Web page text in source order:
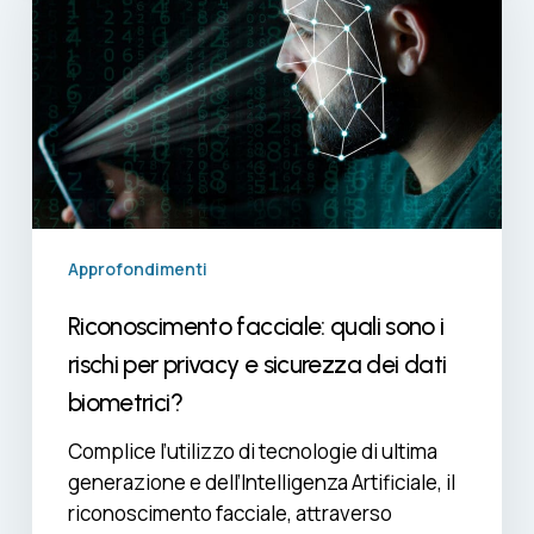
sono
i
rischi
per
privacy
sicurezza
Approfondimenti
Riconoscimento facciale: quali sono i
rischi per privacy e sicurezza dei dati
biometrici?
Complice l’utilizzo di tecnologie di ultima
generazione e dell’Intelligenza Artificiale, il
riconoscimento facciale, attraverso